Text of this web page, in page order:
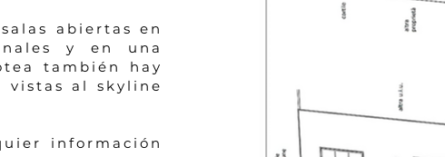
abiertas en
y en una
también hay
vistas al skyline
información